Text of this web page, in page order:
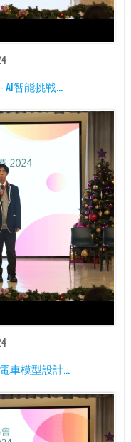
智能挑戰...
車模型設計...